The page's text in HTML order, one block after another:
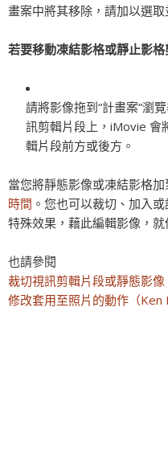
畫案中將其移除，請加以選
若要移動凍結影格或靜止影格
請將影像拖到“計畫案”瀏
訊剪輯片段上，iMovie 會
輯片段前方或後方。
當您將靜態影像或凍結影格
時間 。您也可以裁切、加入
特殊效果，藉此編輯影像，
也請參閱
裁切視訊剪輯片段或靜態影像
修改套用至照片的動作（Ken